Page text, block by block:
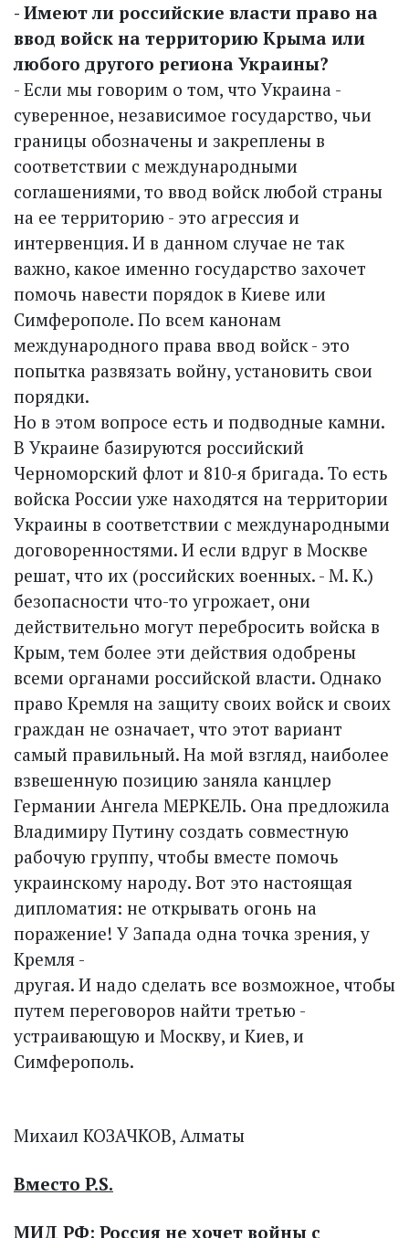
- Имеют ли российские власти право на
ввод войск на территорию Крыма или
любого другого региона Украины?
- Если мы говорим о том, что Украина -
суверенное, независимое государство, чьи
границы обозначены и закреплены в
соответствии с международными
соглашениями, то ввод войск любой страны
на ее территорию - это агрессия и
интервенция. И в данном случае не так
важно, какое именно государство захочет
помочь навести порядок в Киеве или
Симферополе. По всем канонам
международного права ввод войск - это
попытка развязать войну, установить свои
порядки.
Но в этом вопросе есть и подводные камни.
В Украине базируются российский
Черноморский флот и 810-я бригада. То есть
войска России уже находятся на территории
Украины в соответствии с международными
договоренностями. И если вдруг в Москве
решат, что их (российских военных. - М. К.)
безопасности что-то угрожает, они
действительно могут перебросить войска в
Крым, тем более эти действия одобрены
всеми органами российской власти. Однако
право Кремля на защиту своих войск и своих
граждан не означает, что этот вариант
самый правильный. На мой взгляд, наиболее
взвешенную позицию заняла канцлер
Германии Ангела МЕРКЕЛЬ. Она предложила
Владимиру Путину создать совместную
рабочую группу, чтобы вместе помочь
украинскому народу. Вот это настоящая
дипломатия: не открывать огонь на
поражение! У Запада одна точка зрения, у
Кремля -
другая. И надо сделать все возможное, чтобы
путем переговоров найти третью -
устраивающую и Москву, и Киев, и
Симферополь.
Михаил КОЗАЧКОВ, Алматы
Вместо P.S.
МИД РФ: Россия не хочет войны с